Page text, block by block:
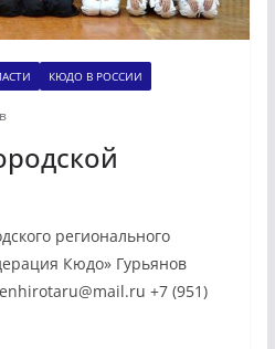
КЮДО В РОССИИ
регионального
Кюдо» Гурьянов
+7 (951)